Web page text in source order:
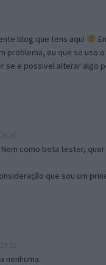
blog que tens aqui
problema, eu que so uso
se e possivel alterar algo
como beta tester,
que sou um
nenhuma.